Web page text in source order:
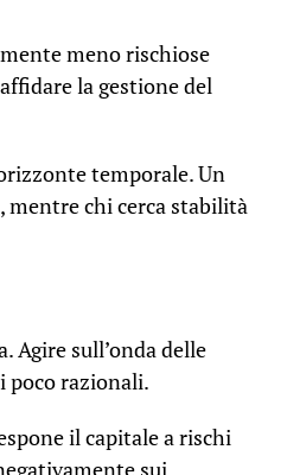
meno rischiose
la gestione del
temporale. Un
chi cerca stabilità
Agire sull’onda delle
poco razionali.
il capitale a rischi
sui